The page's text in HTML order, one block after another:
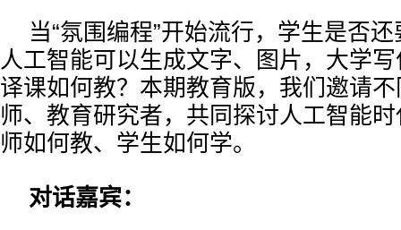
当“氛围编程”开始流行，学生是否
人工智能可以生成文字、图片，大学
译课如何教？本期教育版，我们邀请
师、教育研究者，共同探讨人工智能
师如何教、学生如何学。
对话嘉宾：